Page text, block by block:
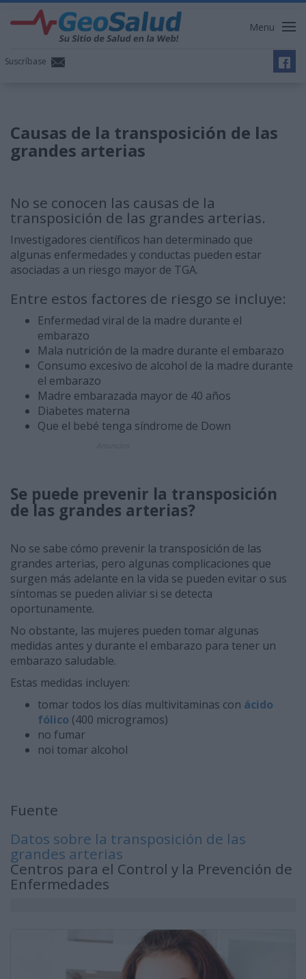
Menu
Suscríbase
Causas de la transposición de las
grandes arterias
No se conocen las causas de la
transposición de las grandes arterias.
Investigadores científicos han determinado que
algunas enfermedades y conductas pueden estar
asociadas a un riesgo mayor de TGA.
Entre estos factores de riesgo se incluye:
Enfermedad viral de la madre durante el
embarazo
Mala nutrición de la madre durante el embarazo
Consumo excesivo de alcohol de la madre durante
el embarazo
Madre embarazada mayor de 40 años
Diabetes materna
Que el bebé tenga síndrome de Down
Se puede prevenir la transposición
de las grandes arterias?
No se sabe cómo prevenir la transposición de las
grandes arterias, pero algunas complicaciones que
surgen más adelante en la vida se pueden evitar o sus
síntomas se pueden aliviar si se detecta
oportunamente.
No obstante, las mujeres pueden tomar algunas
medidas antes y durante el embarazo para tener un
embarazo saludable.
Estas medidas incluyen:
tomar todos los días multivitaminas con ácido
fólico (400 microgramos)
no fumar
noi tomar alcohol
Fuente
Datos sobre la transposición de las
grandes arterias
Centros para el Control y la Prevención de
Enfermedades